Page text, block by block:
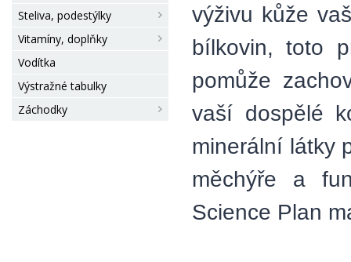
Steliva, podestýlky
Vitamíny, doplňky
Vodítka
Výstražné tabulky
Záchodky
výživu kůže
bílkovin, toto
pomůže
vaší dospělé
minerální látky
měchýře a
Science Plan